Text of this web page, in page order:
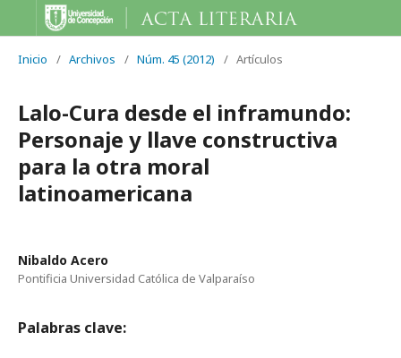
Inicio / Archivos / Núm. 45 (2012) / Artículos
Lalo-Cura desde el inframundo:
Personaje y llave constructiva
para la otra moral
latinoamericana
Nibaldo Acero
Pontificia Universidad Católica de Valparaíso
Palabras clave: